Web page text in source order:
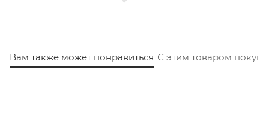
Вам также может понравиться С этим товаром